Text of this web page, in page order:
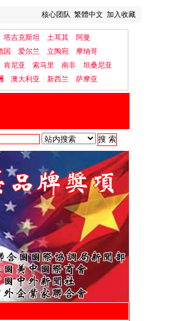
核心团队 繁體中文 加入收藏
塔吉克斯坦 土耳其
阿曼
国 爱尔兰 立陶宛
摩纳哥
肯尼亚 索马里 南非
坦桑尼亚
澳大利亚 新西兰 萨摩亚